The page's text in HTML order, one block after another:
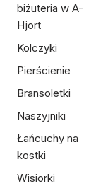
biżuteria w A-
Hjort
Kolczyki
Pierścienie
Bransoletki
Naszyjniki
Łańcuchy na
kostki
Wisiorki